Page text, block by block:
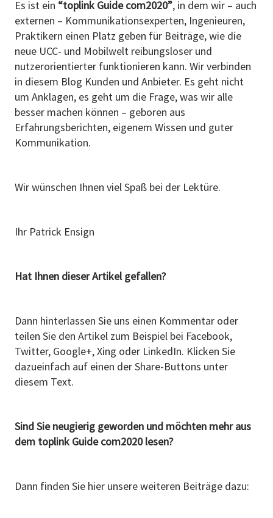
Es ist ein “toplink Guide com2020”, in dem wir – auch
externen – Kommunikationsexperten, Ingenieuren,
Praktikern einen Platz geben für Beiträge, wie die
neue UCC- und Mobilwelt reibungsloser und
nutzerorientierter funktionieren kann. Wir verbinden
in diesem Blog Kunden und Anbieter. Es geht nicht
um Anklagen, es geht um die Frage, was wir alle
besser machen können – geboren aus
Erfahrungsberichten, eigenem Wissen und guter
Kommunikation.
Wir wünschen Ihnen viel Spaß bei der Lektüre.
Ihr Patrick Ensign
Hat Ihnen dieser Artikel gefallen?
Dann hinterlassen Sie uns einen Kommentar oder
teilen Sie den Artikel zum Beispiel bei Facebook,
Twitter, Google+, Xing oder LinkedIn. Klicken Sie
dazueinfach auf einen der Share-Buttons unter
diesem Text.
Sind Sie neugierig geworden und möchten mehr aus
dem toplink Guide com2020 lesen?
Dann finden Sie hier unsere weiteren Beiträge dazu: